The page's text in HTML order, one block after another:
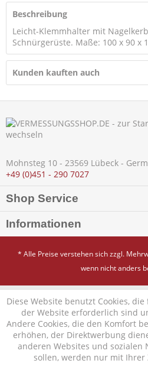
Beschreibung
Leicht-Klemmhalter mit
Schnürgerüste. Maße: 100 x 90 x
Kunden kauften auch
Mohnsteg 10 - 23569 Lübeck -
+49 (0)451 - 290 7027
Shop Service
Informationen
* Alle Preise verstehen sich zzgl.
wenn nicht anders
Diese Website benutzt Cookies,
der Website erforderlich sind
Andere Cookies, die den Komfort
erhöhen, der Direktwerbung
anderen Websites und sozialen
sollen, werden nur mit Ihrer